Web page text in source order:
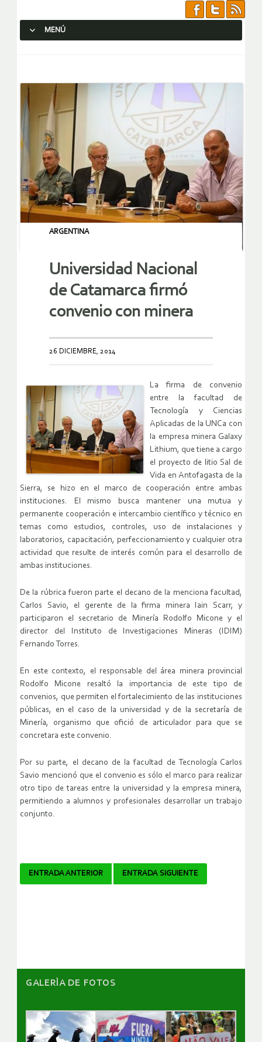
MENÚ
ARGENTINA
Universidad Nacional
de Catamarca firmó
convenio con minera
26 DICIEMBRE, 2014
La firma de convenio
entre la facultad de
Tecnología y Ciencias
Aplicadas de la UNCa con
la empresa minera Galaxy
Lithium, que tiene a cargo
el proyecto de litio Sal de
Vida en Antofagasta de la
Sierra, se hizo en el marco de cooperación entre ambas
instituciones. El mismo busca mantener una mutua y
permanente cooperación e intercambio científico y técnico en
temas como estudios, controles, uso de instalaciones y
laboratorios, capacitación, perfeccionamiento y cualquier otra
actividad que resulte de interés común para el desarrollo de
ambas instituciones.
De la rúbrica fueron parte el decano de la menciona facultad,
Carlos Savio, el gerente de la firma minera Iain Scarr, y
participaron el secretario de Minería Rodolfo Micone y el
director del Instituto de Investigaciones Mineras (IDIM)
Fernando Torres.
En este contexto, el responsable del área minera provincial
Rodolfo Micone resaltó la importancia de este tipo de
convenios, que permiten el fortalecimiento de las instituciones
públicas, en el caso de la universidad y de la secretaría de
Minería, organismo que ofició de articulador para que se
concretara este convenio.
Por su parte, el decano de la facultad de Tecnología Carlos
Savio mencionó que el convenio es sólo el marco para realizar
otro tipo de tareas entre la universidad y la empresa minera,
permitiendo a alumnos y profesionales desarrollar un trabajo
conjunto.
Navegador
ENTRADA ANTERIOR ENTRADA SIGUIENTE
GALERÌA DE FOTOS